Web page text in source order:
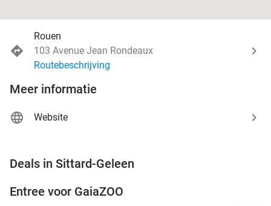
Rouen
103 Avenue Jean Rondeaux
Routebeschrijving
Meer informatie
Website
Deals in Sittard-Geleen
Entree voor GaiaZOO